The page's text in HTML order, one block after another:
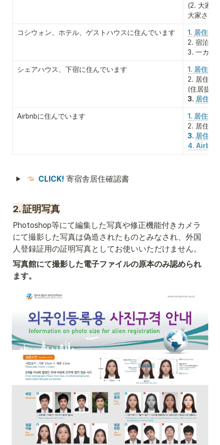
(2. 大家さ
大家さん
コシウォン、ホテル、ゲストハウスに住んでいます
1. 居住提
2. 宿泊施
3. 一カ月
シェアハウス、下宿に住んでいます
1. 居住提
2. 居住地
(住居提供
3. 居住地
Airbnbに住んでいます
1. 居住提
2. 居住地
3. 居住地
4. Airbnb
CLICK! 寄宿舎居住確認書
2. 証明写真
Photoshop等にて編集した写真や修正機能付きカメラ
にて撮影した写真は偽造されたものとみなされ、外国
人登録証用の証明写真としてお使いいただけません。
写真館にて撮影した電子ファイルの原本のみ認められ
ます。